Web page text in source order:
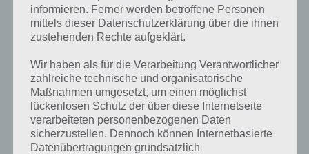
Unterschiede gibt es bei der Woche in Ländern jedoch auch. So
beginnt eine Woche in Deutschland mit dem Montag um 0:00 Uhr
und endet am Sonntag 24 Uhr. In anderen Ländern ist es so, dass die
sehen, die in Deutschland am Montag beginnen und in anderen der
Sonntag vorne steht. Die ISO, also die internationale Organisation
für Normierung hat mit der ISO 8601 festgelegt, dass mit Januar 1976
die Reihenfolge Montag, Dienstag, Mittwoch, Donnerstag, Freitag,
Samstag und Sonntag lautet.
informieren. Ferner werden betroffene Personen
mittels dieser Datenschutzerklärung über die ihnen
zustehenden Rechte aufgeklärt.
Wir haben als für die Verarbeitung Verantwortlicher
zahlreiche technische und organisatorische
Maßnahmen umgesetzt, um einen möglichst
lückenlosen Schutz der über diese Internetseite
verarbeiteten personenbezogenen Daten
sicherzustellen. Dennoch können Internetbasierte
Datenübertragungen grundsätzlich